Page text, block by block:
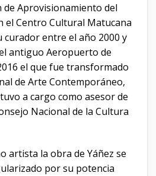
de Aprovisionamiento del
el Centro Cultural Matucana
curador entre el año 2000 y
antiguo Aeropuerto de
el que fue transformado
de Arte Contemporáneo,
a cargo como asesor de
Nacional de la Cultura
artista la obra de Yáñez se
por su potencia